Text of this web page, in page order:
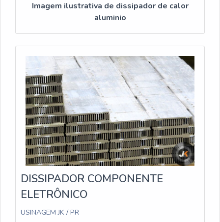
Imagem ilustrativa de dissipador de calor
aluminio
DISSIPADOR COMPONENTE
ELETRÔNICO
USINAGEM JK / PR